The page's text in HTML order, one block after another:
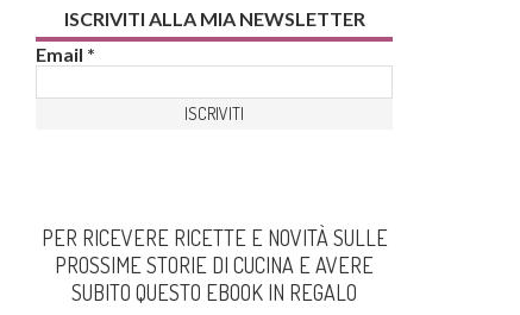
ISCRIVITI ALLA MIA NEWSLETTER
Email *
PER RICEVERE RICETTE E NOVITÀ SULLE
PROSSIME STORIE DI CUCINA E AVERE
SUBITO QUESTO EBOOK IN REGALO